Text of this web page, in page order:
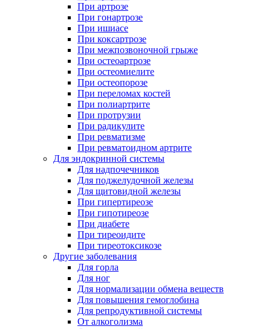
При артрозе
При гонартрозе
При ишиасе
При коксартрозе
При межпозвоночной грыже
При остеоартрозе
При остеомиелите
При остеопорозе
При переломах костей
При полиартрите
При протрузии
При радикулите
При ревматизме
При ревматоидном артрите
Для эндокринной системы
Для надпочечников
Для поджелудочной железы
Для щитовидной железы
При гипертиреозе
При гипотиреозе
При диабете
При тиреоидите
При тиреотоксикозе
Другие заболевания
Для горла
Для ног
Для нормализации обмена веществ
Для повышения гемоглобина
Для репродуктивной системы
От алкоголизма